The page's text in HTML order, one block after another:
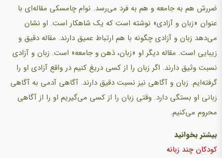
ضررش هم به جامعه و هم به فرد می‌رسد. نوام چامسکی مقاله‌ای با
عنوان «زبان و آزادی» نوشته است که یک شاهکار است. او نشان
می‌دهد زبان و آزادی چگونه با هم ارتباط عمیق دارند. مقاله دقیق و
زیبایی است. مقاله دیگر او «زبان، ذهن و جامعه» است. زبان و آزادی
نسبت وثیق دارند. اگر زبان را از کسی دریغ کنیم در واقع آزادی او را
گرفته‌ایم. زبان و آگاهی نیز نسبت دقیق دارند. آگاهی آدمی به آگاهی
زبانی او بستگی دارد. وقتی زبان را از کسی می‌گیریم او را از آگاهی
محروم می‌کنیم.
بیشتر بخوانید
کودکان چند زبانه